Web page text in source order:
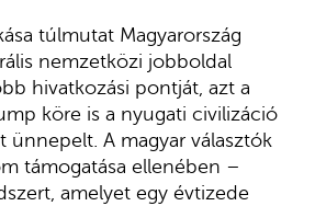
túlmutat Magyarország
nemzetközi jobboldal
hivatkozási pontját, azt a
köre is a nyugati civilizáció
ünnepelt. A magyar választók
támogatása ellenében –
amelyet egy évtizede